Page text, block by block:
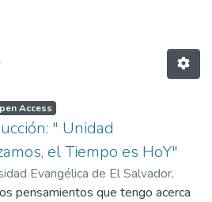
Access
" Unidad
el Tiempo es HoY"
Evangélica de El Salvador,
)Carmen de Castro
pensamientos que tengo acerca